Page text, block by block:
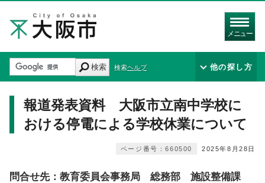
メニュー
検索 検索ヘルプ 他の探し方
報道発表資料 大阪市立南中学校に
おける停電による学校休業について
2025年8月28日
ページ番号：660500
問合せ先：教育委員会事務局 総務部 施設整備課